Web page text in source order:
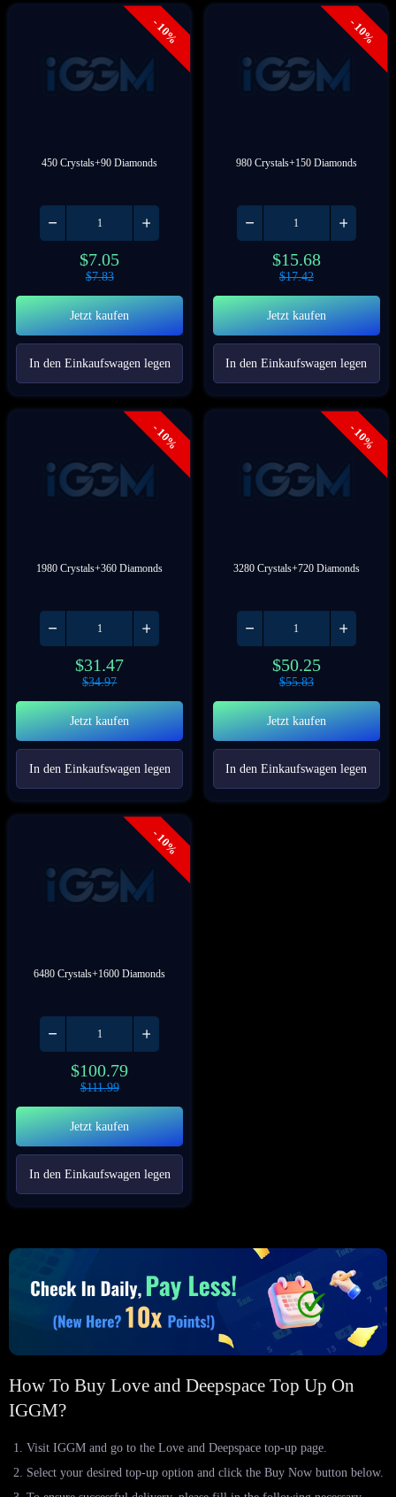
- 10%
450 Crystals+90 Diamonds
$7.05
$7.83
Jetzt kaufen
In den Einkaufswagen legen
- 10%
980 Crystals+150 Diamonds
$15.68
$17.42
Jetzt kaufen
In den Einkaufswagen legen
- 10%
1980 Crystals+360 Diamonds
$31.47
$34.97
Jetzt kaufen
In den Einkaufswagen legen
- 10%
3280 Crystals+720 Diamonds
$50.25
$55.83
Jetzt kaufen
In den Einkaufswagen legen
- 10%
6480 Crystals+1600 Diamonds
$100.79
$111.99
Jetzt kaufen
In den Einkaufswagen legen
How To Buy Love and Deepspace Top Up On
IGGM?
Visit IGGM and go to the Love and Deepspace top-up page.
Select your desired top-up option and click the Buy Now button below.